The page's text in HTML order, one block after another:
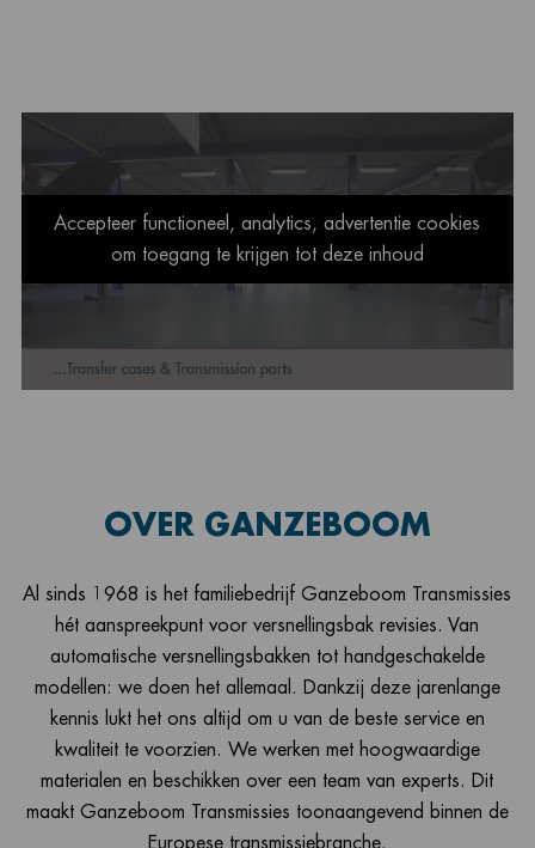
Accepteer functioneel, analytics, advertentie cookies
om toegang te krijgen tot deze inhoud
OVER GANZEBOOM
Al sinds 1968 is het familiebedrijf Ganzeboom Transmissies
hét aanspreekpunt voor versnellingsbak revisies. Van
automatische versnellingsbakken tot handgeschakelde
modellen: we doen het allemaal. Dankzij deze jarenlange
kennis lukt het ons altijd om u van de beste service en
kwaliteit te voorzien. We werken met hoogwaardige
materialen en beschikken over een team van experts. Dit
maakt Ganzeboom Transmissies toonaangevend binnen de
Europese transmissiebranche.